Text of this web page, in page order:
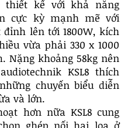
thiết kế với khả năng
cực kỳ mạnh mẽ với
đỉnh lên tới 1800W, kích
vừa phải 330 x 1000
Nặng khoảng 58kg nên
KSL8 thích
chuyến biểu diễn
và lớn.
hơn nữa KSL8 cung